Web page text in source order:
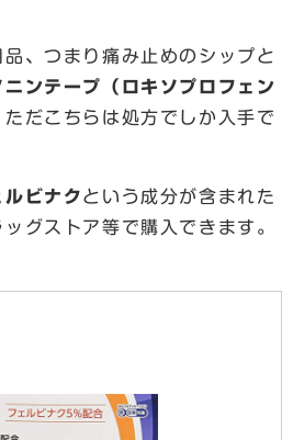
品、つまり痛み止めのシップと
ニンテープ（ロキソプロフェン
だこちらは処方でしか入手で
ルビナクという成分が含まれた
グストア等で購入できます。